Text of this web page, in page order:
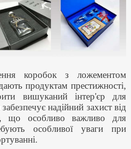
коробок з ложементом
продуктам престижності,
вишуканий інтер'єр для
надійний захист від
що особливо важливо для
особливої уваги при